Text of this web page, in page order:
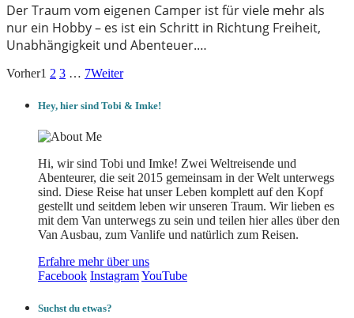
Der Traum vom eigenen Camper ist für viele mehr als
nur ein Hobby – es ist ein Schritt in Richtung Freiheit,
Unabhängigkeit und Abenteuer.…
Vorher1 2 3 … 7Weiter
Hey, hier sind Tobi & Imke!
Hi, wir sind Tobi und Imke! Zwei Weltreisende und
Abenteurer, die seit 2015 gemeinsam in der Welt unterwegs
sind. Diese Reise hat unser Leben komplett auf den Kopf
gestellt und seitdem leben wir unseren Traum. Wir lieben es
mit dem Van unterwegs zu sein und teilen hier alles über den
Van Ausbau, zum Vanlife und natürlich zum Reisen.
Erfahre mehr über uns
Facebook InstagramYouTube
Suchst du etwas?